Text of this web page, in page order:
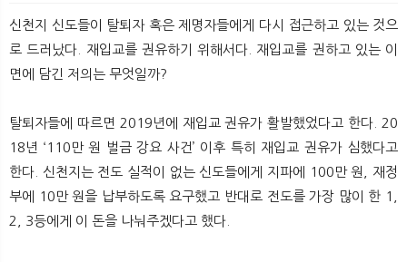
뉴
신천지 신도들이 탈퇴자 혹은 제명자들에게 다시 접근하고 있는 것으
로 드러났다. 재입교를 권유하기 위해서다. 재입교를 권하고 있는 이
면에 담긴 저의는 무엇일까?
탈퇴자들에 따르면 2019년에 재입교 권유가 활발했었다고 한다. 20
18년 ‘110만 원 벌금 강요 사건’ 이후 특히 재입교 권유가 심했다고
한다. 신천지는 전도 실적이 없는 신도들에게 지파에 100만 원, 재정
부에 10만 원을 납부하도록 요구했고 반대로 전도를 가장 많이 한 1,
2, 3등에게 이 돈을 나눠주겠다고 했다.